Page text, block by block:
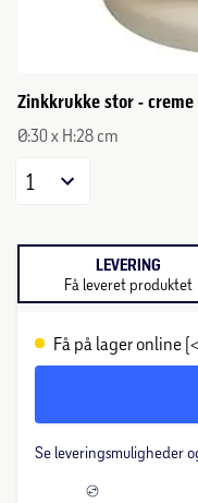
Zinkkrukke stor - creme
Ø:30 x H:28 cm
1
LEVERING
Få leveret produktet
Få på lager online
Se leveringsmuligheder